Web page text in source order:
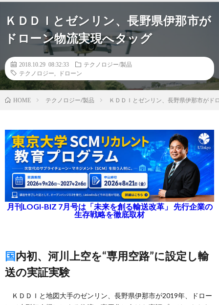
ＫＤＤＩとゼンリン、長野県伊那市が
ドローン物流実現へタッグ
2018.10.29 08:32:33
テクノロジー/製品
テクノロジー
ドローン
HOME テクノロジー/製品 ＫＤＤＩとゼンリン、長野県伊那市がド
月刊LOGI-BIZ 7月号は「未来を創る輸送改革」 先行企業の
生存戦略を徹底取材
国内初、河川上空を“専用空路”に設定し輸
送の実証実験
ＫＤＤＩと地図大手のゼンリン、長野県伊那市が2019年、ドロー